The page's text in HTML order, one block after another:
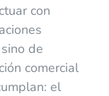
con
de
comercial
el